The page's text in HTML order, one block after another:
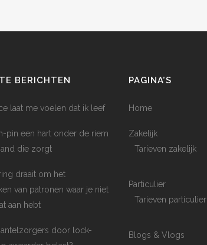
BERICHTEN
laat me voelen dat ik leef
pin een hart onder de riem
die zorgt
draait om het
van patronen waar je niet
aan hebt
door lock-
PAGINA’S
Home
Zakelijk
Tarieven zakelijk
Particulier
Tarieven particulier
Blogs & Vlogs